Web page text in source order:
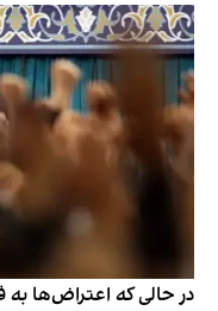
در حالی که اعتراض‌ها